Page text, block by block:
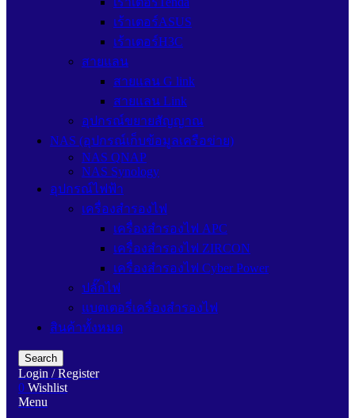
เร้าเตอร์ASUS
เร้าเตอร์H3C
สายแลน
สายแลน G link
สายแลน Link
อุปกรณ์ขยายสัญญาณ
NAS (อุปกรณ์เก็บข้อมูลเครือข่าย)
NAS QNAP
NAS Synology
อุปกรณ์ไฟฟ้า
เครื่องสำรองไฟ
เครื่องสำรองไฟ APC
เครื่องสำรองไฟ ZIRCON
เครื่องสำรองไฟ Cyber Power
ปลั๊กไฟ
แบตเตอรี่เครื่องสำรองไฟ
สินค้าทั้งหมด
Search
Login / Register
0 Wishlist
Menu